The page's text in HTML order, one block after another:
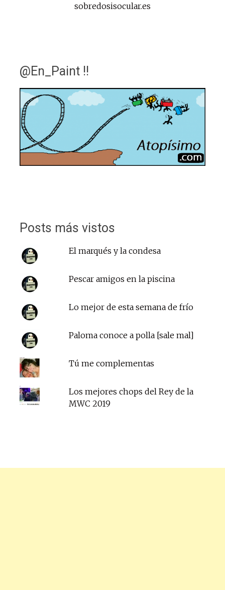
sobredosisocular.es
@En_Paint !!
Posts más vistos
El marqués y la condesa
Pescar amigos en la piscina
Lo mejor de esta semana de frío
Paloma conoce a polla [sale mal]
Tú me complementas
Los mejores chops del Rey de la
MWC 2019